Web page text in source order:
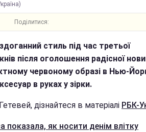
Поділитися:
стиль під час третьої
після оголошення радісної
червоному образі в Нью-
в руках у зірки.
дізнайтеся в матеріалі РБК-
показала, як носити денім влітку